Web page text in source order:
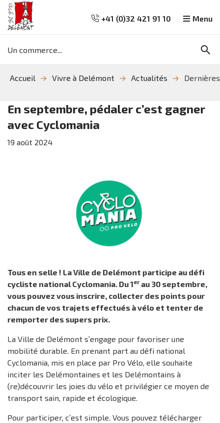
recherche
navigation
+41 (0)32 421 91 10
clés
Menu
Accueil Vivre à Delémont Actualités
En septembre, pédaler c’est gagner
avec Cyclomania
19 août 2024
Tous en selle ! La Ville de Delémont participe au défi
cycliste national Cyclomania. Du 1erau 30 septembre,
vous pouvez vous inscrire, collecter des points pour
chacun de vos trajets effectués à vélo et tenter de
remporter des supers prix.
La Ville de Delémont s’engage pour favoriser une
mobilité durable. En prenant part au défi national
Cyclomania, mis en place par Pro Vélo, elle souhaite
inciter les Delémontaines et les Delémontains à
(re)découvrir les joies du vélo et privilégier ce moyen de
transport sain, rapide et écologique.
Pour participer, c’est simple. Vous pouvez télécharger